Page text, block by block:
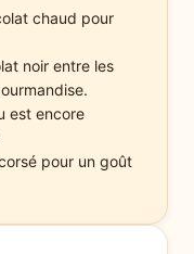
chaud pour
noir entre les
est encore
pour un goût